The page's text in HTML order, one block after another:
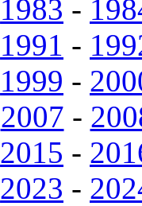
1983 -
1991 -
1999 -
2007 -
2015 -
2023 -